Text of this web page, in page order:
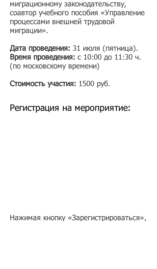
миграционному законодательству,
соавтор учебного пособия «Управление
процессами внешней трудовой
миграции».
Дата проведения: 31 июля (пятница).
Время проведения: с 10:00 до 11:30 ч.
(по московскому времени)
Стоимость участия: 1500 руб.​
Регистрация на мероприятие:
Нажимая кнопку «Зарегистрироваться»,